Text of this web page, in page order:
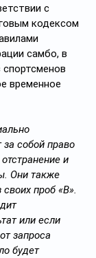
с
кодексом
самбо, в
временное
собой право
и
Они также
проб «B».
или если
запроса
будет